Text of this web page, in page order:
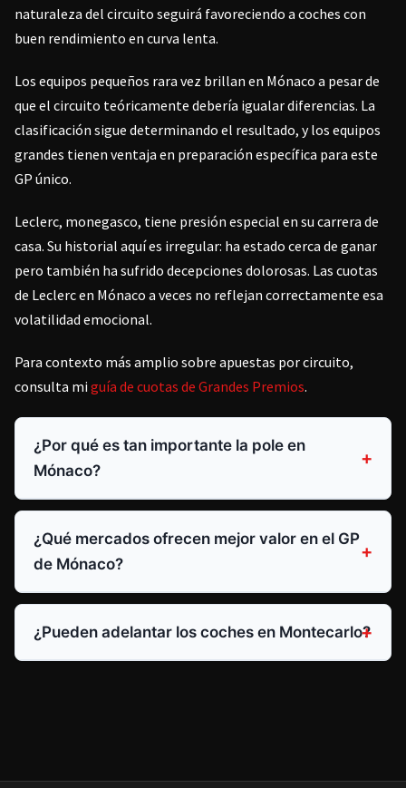
naturaleza del circuito seguirá favoreciendo a coches con
buen rendimiento en curva lenta.
Los equipos pequeños rara vez brillan en Mónaco a pesar de
que el circuito teóricamente debería igualar diferencias. La
clasificación sigue determinando el resultado, y los equipos
grandes tienen ventaja en preparación específica para este
GP único.
Leclerc, monegasco, tiene presión especial en su carrera de
casa. Su historial aquí es irregular: ha estado cerca de ganar
pero también ha sufrido decepciones dolorosas. Las cuotas
de Leclerc en Mónaco a veces no reflejan correctamente esa
volatilidad emocional.
Para contexto más amplio sobre apuestas por circuito,
consulta mi guía de cuotas de Grandes Premios.
¿Por qué es tan importante la pole en
Mónaco?
¿Qué mercados ofrecen mejor valor en el GP
de Mónaco?
¿Pueden adelantar los coches en Montecarlo?